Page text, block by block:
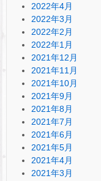
2022年4月
2022年3月
2022年2月
2022年1月
2021年12月
2021年11月
2021年10月
2021年9月
2021年8月
2021年7月
2021年6月
2021年5月
2021年4月
2021年3月